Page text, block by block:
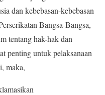
dan kebebasan-kebebasan
Bangsa-Bangsa,
tentang hak-hak dan
penting untuk pelaksanaan
maka,